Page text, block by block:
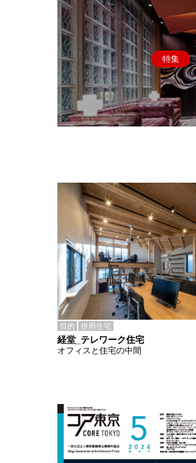
特集
目的 併用住宅
経堂_テレワーク住宅
オフィスと住宅の中間